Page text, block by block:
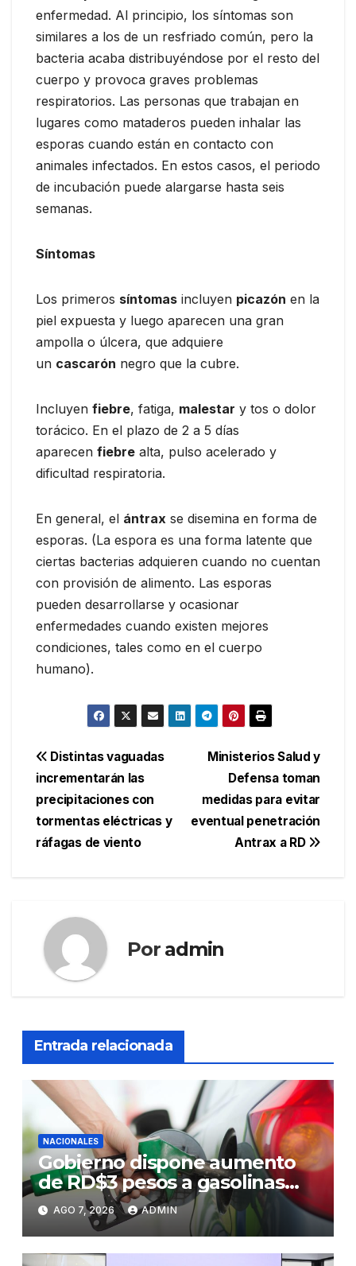
enfermedad. Al principio, los síntomas son
similares a los de un resfriado común, pero la
bacteria acaba distribuyéndose por el resto del
cuerpo y provoca graves problemas
respiratorios. Las personas que trabajan en
lugares como mataderos pueden inhalar las
esporas cuando están en contacto con
animales infectados. En estos casos, el periodo
de incubación puede alargarse hasta seis
semanas.
Síntomas
Los primeros síntomas incluyen picazón en la
piel expuesta y luego aparecen una gran
ampolla o úlcera, que adquiere
un cascarón negro que la cubre.
Incluyen fiebre, fatiga, malestar y tos o dolor
torácico. En el plazo de 2 a 5 días
aparecen fiebre alta, pulso acelerado y
dificultad respiratoria.
En general, el ántrax se disemina en forma de
esporas. (La espora es una forma latente que
ciertas bacterias adquieren cuando no cuentan
con provisión de alimento. Las esporas
pueden desarrollarse y ocasionar
enfermedades cuando existen mejores
condiciones, tales como en el cuerpo
humano).
Navegación
de
entradas
Ministerios Salud y
Defensa toman
medidas para evitar
eventual penetración
Antrax a RD
Distintas vaguadas
incrementarán las
precipitaciones con
tormentas eléctricas y
ráfagas de viento
Por admin
Entrada relacionada
NACIONALES
Gobierno dispone aumento
de RD$3 pesos a gasolinas
premium y regular
AGO 7, 2026 ADMIN